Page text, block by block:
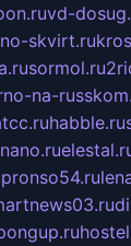
vd-
skvirt.ru
sormol.ru
na-
habble.ru
pronso54.ru